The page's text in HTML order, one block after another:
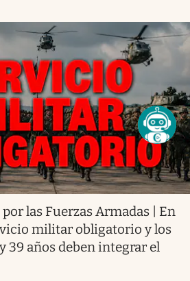
las Fuerzas Armadas | En
militar obligatorio y los
39 años deben integrar el